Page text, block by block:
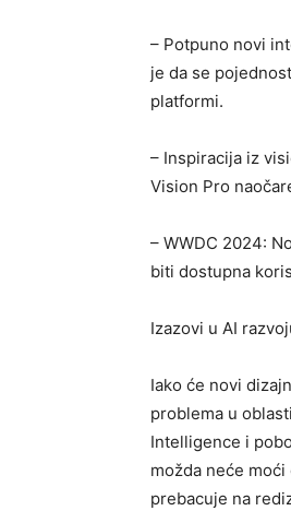
– Potpuno novi
je da se
platformi.
– Inspiracija iz
Vision Pro
– WWDC 2024:
biti dostupna
Izazovi u AI
Iako će novi
problema u
Intelligence i
možda neće
prebacuje na